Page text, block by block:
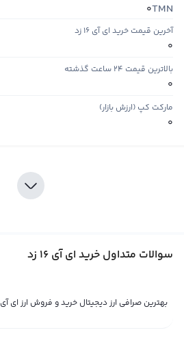
TMN
0
آخرین قیمت خرید ای آی 16 زد
0
بالاترین قیمت ۲۴ ساعت گذشته
0
مارکت کپ (ارزش بازار)
0
سوالات متداول خرید ای آی 16 زد
بهترین صرافی ارز دیجیتال خرید و فروش ارز ای آی 16 زد کدام سایت است؟